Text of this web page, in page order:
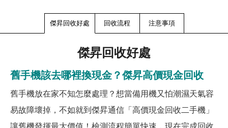
傑昇回收好處 回收流程 注意事項
傑昇回收好處
舊手機該去哪裡換現金？傑昇高價現金回收
舊手機放在家不知怎麼處理？想當備用機又怕潮濕天氣容
易故障壞掉，不如就到傑昇通信「高價現金回收二手機」